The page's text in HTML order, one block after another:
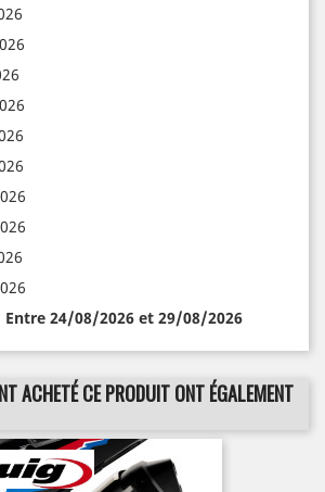
24/08/2026 et 29/08/2026
ACHETÉ CE PRODUIT ONT ÉGALEMENT